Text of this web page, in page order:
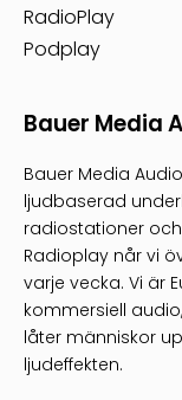
RadioPlay
Podplay
Bauer Media
Bauer Media
ljudbaserad
radiostationer
Radioplay når vi
varje vecka. Vi är
kommersiell
låter människor
ljudeffekten.